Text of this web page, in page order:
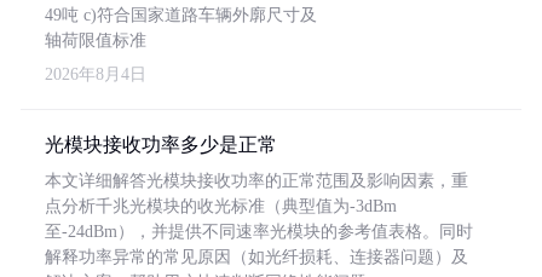
49吨 c)符合国家道路车辆外廓尺寸及
轴荷限值标准
2026年8月4日
光模块接收功率多少是正常
本文详细解答光模块接收功率的正常范围及影响因素，重
点分析千兆光模块的收光标准（典型值为-3dBm
至-24dBm），并提供不同速率光模块的参考值表格。同时
解释功率异常的常见原因（如光纤损耗、连接器问题）及